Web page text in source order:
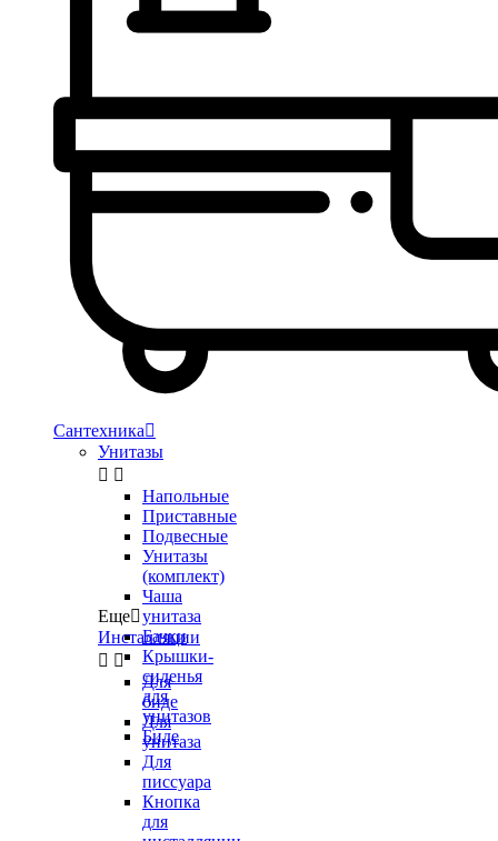
Сантехника
Унитазы
 
Напольные
Приставные
Подвесные
Унитазы
(комплект)
Чаша
унитаза
Бачки
Крышки-
сиденья
для
унитазов
Биде
Еще
Инсталляции
 
Для
биде
Для
унитаза
Для
писсуара
Кнопка
для